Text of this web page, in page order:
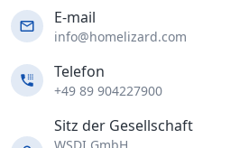
E-mail
info@homelizard.com
Telefon
+49 89 904227900
Sitz der Gesellschaft